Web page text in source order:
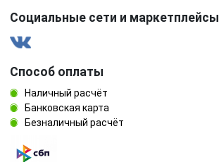
Социальные сети и маркетплейсы
Способ оплаты
Наличный расчёт
Банковская карта
Безналичный расчёт